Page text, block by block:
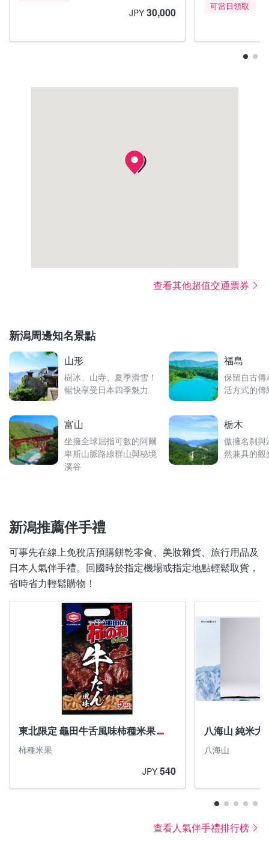
JPY 30,000 可當日領取
查看其他超值交通票券
新潟周邊知名景點
山形
樹冰、山寺、夏季滑雪！
暢快享受日本四季魅力
福島
保留自古傳
活方式的傳
富山
坐擁全球屈指可數的阿爾
卑斯山脈路線群山與秘境
溪谷
栃木
傲擁名刹與
然兼具的觀
新潟推薦伴手禮
可事先在線上免稅店預購餅乾零食、美妝雜貨、旅行用品及
日本人氣伴手禮。回國時於指定機場或指定地點輕鬆取貨，
省時省力輕鬆購物！
東北限定 龜田牛舌風味柿種米果
柿種米果
JPY 540
八海山 純米大
八海山
查看人氣伴手禮排行榜